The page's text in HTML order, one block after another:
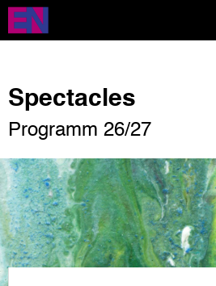
Direkt
zum
Inhalt
Spectacles
Programm 26/27